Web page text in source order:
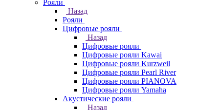
Рояли
Назад
Рояли
Цифровые рояли
Назад
Цифровые рояли
Цифровые рояли Kawai
Цифровые рояли Kurzweil
Цифровые рояли Pearl River
Цифровые рояли PIANOVA
Цифровые рояли Yamaha
Акустические рояли
Назад